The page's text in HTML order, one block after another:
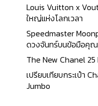
Louis Vuitton x
ใหญ่แห่งโลกเวลา
Speedmaster
ดวงจันทร์บนข้อมือคุณ
The New Chanel 25
เปรียบเทียบกระเป๋า
Jumbo